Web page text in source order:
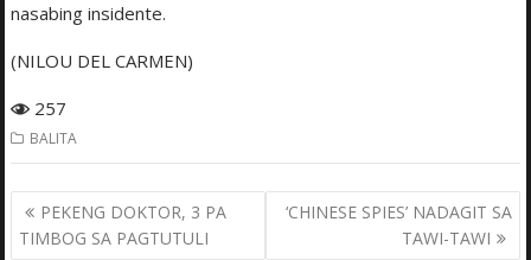
nasabing insidente.
(NILOU DEL CARMEN)
257
BALITA
Post
navigation
PEKENG DOKTOR, 3 PA
TIMBOG SA PAGTUTULI
‘CHINESE SPIES’ NADAGIT SA
TAWI-TAWI